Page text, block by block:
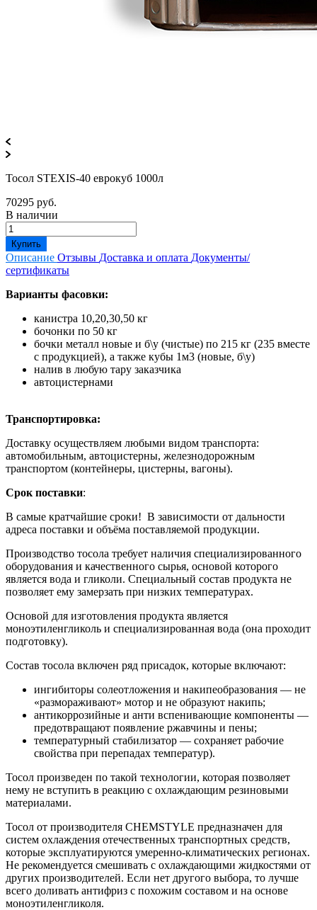
Тосол STEXIS-40 еврокуб 1000л
70295 руб.
В наличии
Купить
Описание Отзывы Доставка и оплата Документы/
сертификаты
Варианты фасовки:
канистра 10,20,30,50 кг
бочонки по 50 кг
бочки металл новые и б\у (чистые) по 215 кг (235 вместе
с продукцией), а также кубы 1м3 (новые, б\у)
налив в любую тару заказчика
автоцистернами
Транспортировка:
Доставку осуществляем любыми видом транспорта:
автомобильным, автоцистерны, железнодорожным
транспортом (контейнеры, цистерны, вагоны).
Срок поставки:
В самые кратчайшие сроки! В зависимости от дальности
адреса поставки и объёма поставляемой продукции.
Производство тосола требует наличия специализированного
оборудования и качественного сырья, основой которого
является вода и гликоли. Специальный состав продукта не
позволяет ему замерзать при низких температурах.
Основой для изготовления продукта является
моноэтиленгликоль и специализированная вода (она проходит
подготовку).
Состав тосола включен ряд присадок, которые включают:
ингибиторы солеотложения и накипеобразования — не
«размораживают» мотор и не образуют накипь;
антикоррозийные и анти вспенивающие компоненты —
предотвращают появление ржавчины и пены;
температурный стабилизатор — сохраняет рабочие
свойства при перепадах температур).
Тосол произведен по такой технологии, которая позволяет
нему не вступить в реакцию с охлаждающим резиновыми
материалами.
Тосол от производителя CHEMSTYLE предназначен для
систем охлаждения отечественных транспортных средств,
которые эксплуатируются умеренно-климатических регионах.
Не рекомендуется смешивать с охлаждающими жидкостями от
других производителей. Если нет другого выбора, то лучше
всего доливать антифриз с похожим составом и на основе
моноэтиленгликоля.